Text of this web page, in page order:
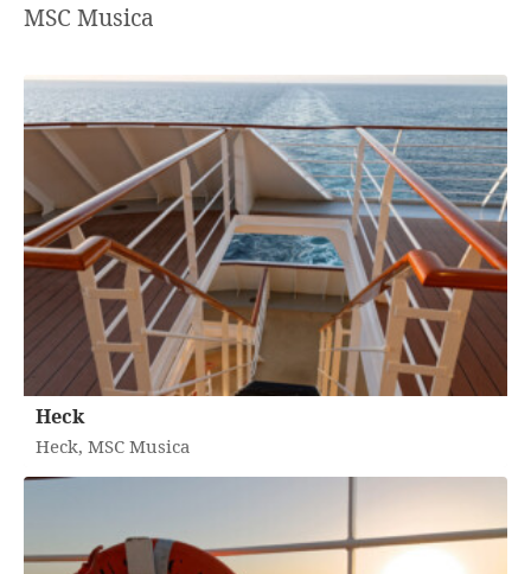
MSC Musica
Heck
Heck, MSC Musica